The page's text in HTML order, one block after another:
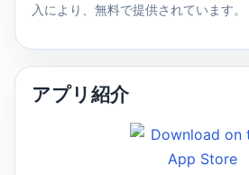
入により、無料で提供されています。
アプリ紹介